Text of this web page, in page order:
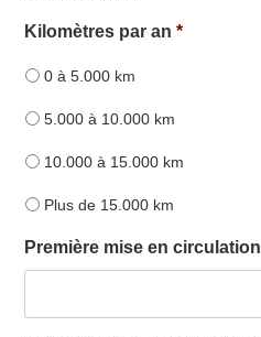
Kilomètres par an *
0 à 5.000 km
5.000 à 10.000 km
10.000 à 15.000 km
Plus de 15.000 km
Première mise en circulation